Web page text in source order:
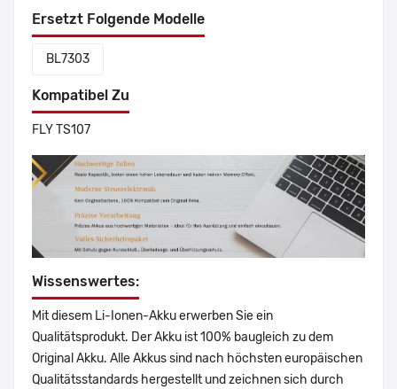
Ersetzt Folgende Modelle
BL7303
Kompatibel Zu
FLY TS107
Wissenswertes:
Mit diesem Li-Ionen-Akku erwerben Sie ein
Qualitätsprodukt. Der Akku ist 100% baugleich zu dem
Original Akku. Alle Akkus sind nach höchsten europäischen
Qualitätsstandards hergestellt und zeichnen sich durch